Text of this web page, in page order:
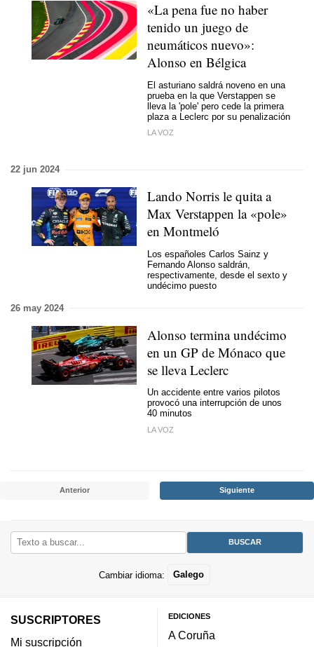
«La pena fue no haber
tenido un juego de
neumáticos nuevo»:
Alonso en Bélgica
El asturiano saldrá noveno en una
prueba en la que Verstappen se
lleva la 'pole' pero cede la primera
plaza a Leclerc por su penalización
LA VOZ
22 jun 2024
Lando Norris le quita a
Max Verstappen la «pole»
en Montmeló
Los españoles Carlos Sainz y
Fernando Alonso saldrán,
respectivamente, desde el sexto y
undécimo puesto
26 may 2024
Alonso termina undécimo
en un GP de Mónaco que
se lleva Leclerc
Un accidente entre varios pilotos
provocó una interrupción de unos
40 minutos
LA VOZ
Anterior Siguiente
Cambiar idioma: Galego
SUSCRIPTORES
Mi suscripción
EDICIONES
A Coruña